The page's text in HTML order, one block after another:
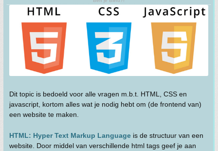
Dit topic is bedoeld voor alle vragen m.b.t. HTML, CSS en
javascript, kortom alles wat je nodig hebt om (de frontend van)
een website te maken.
HTML: Hyper Text Markup Language is de structuur van een
website. Door middel van verschillende html tags geef je aan